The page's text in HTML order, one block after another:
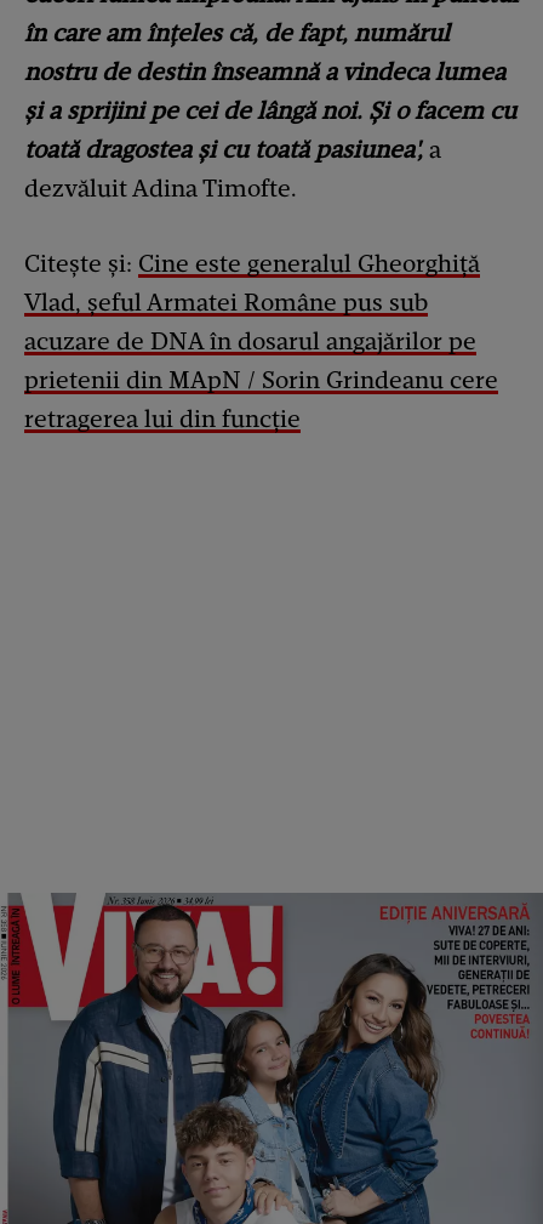
în care am înțeles că, de fapt, numărul
nostru de destin înseamnă a vindeca lumea
și a sprijini pe cei de lângă noi. Și o facem cu
toată dragostea și cu toată pasiunea', a
dezvăluit Adina Timofte.
Citește și: Cine este generalul Gheorghiță
Vlad, șeful Armatei Române pus sub
acuzare de DNA în dosarul angajărilor pe
prietenii din MApN / Sorin Grindeanu cere
retragerea lui din funcție